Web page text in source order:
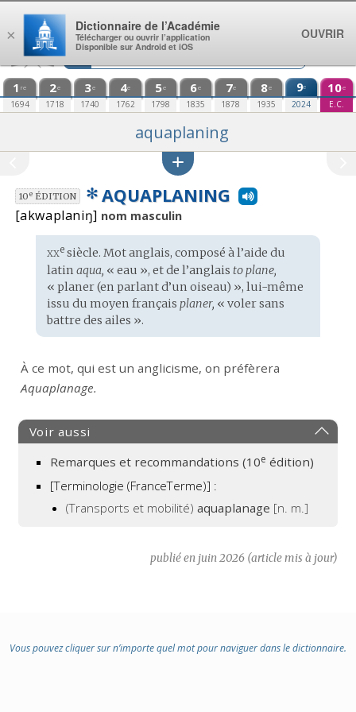
Aller au contenu
1 re
1694
2e
1718
3e
1740
4e
1762
5e
1798
6e
1835
7e
1878
8e
1935
9e
2024
10e
E.C.
aquaplaning
10eÉDITION ✻ AQUAPLANING
[akwaplaniŋ] nom masculin
Étymologie
:
xxesiècle. Motanglais, composé à l’aide du
latin aqua, « eau », et de l’anglais to plane,
« planer (en parlant d’un oiseau) », lui-même
issu du moyen français planer, « voler sans
battre des ailes ».
Remarque
:
À ce mot, qui est un anglicisme, on préfèrera
Aquaplanage.
Voir aussi
Remarques et recommandations (10e édition)
[Terminologie (FranceTerme)] :
(Transports et mobilité)aquaplanage [n. m.]
publié en juin 2026 (article mis à jour)
Vous pouvez cliquer sur n’importe quel mot pour naviguer dans le dictionnaire.
×
Dictionnaire de l’Académie
Télécharger ou ouvrir l’application
Disponible sur Android et iOS
OUVRIR